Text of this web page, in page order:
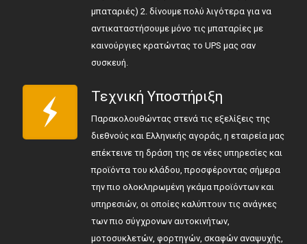
μπαταριές) 2. δίνουμε πολύ λιγότερα για να
αντικαταστήσουμε μόνο τις μπαταρίες με
καινούργιες κρατώντας το UPS μας σαν
συσκευή.
Τεχνική Υποστήριξη
Παρακολουθώντας στενά τις εξελίξεις της
διεθνούς και Ελληνικής αγοράς, η εταιρεία μας
επέκτεινε τη δράση της σε νέες υπηρεσίες και
προϊόντα του κλάδου, προσφέροντας σήμερα
την πιο ολοκληρωμένη γκάμα προϊόντων και
υπηρεσιών, οι οποίες καλύπτουν τις ανάγκες
των πιο σύγχρονων αυτοκινήτων,
μοτοσυκλετών, φορτηγών, σκαφών αναψυχής,